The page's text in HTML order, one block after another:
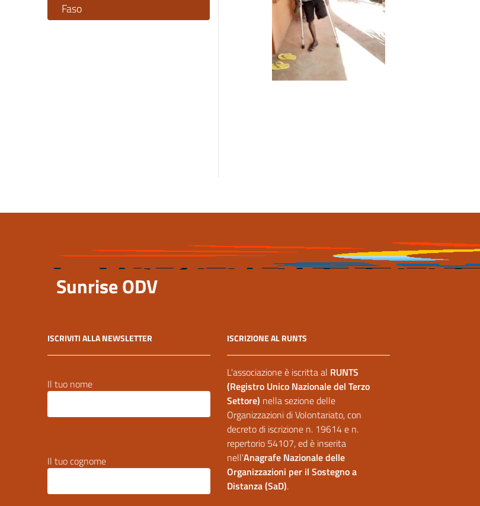
Faso
Sunrise ODV
ISCRIVITI ALLA NEWSLETTER
Il tuo nome
Il tuo cognome
ISCRIZIONE AL RUNTS
L'associazione è iscritta al RUNTS
(Registro Unico Nazionale del Terzo
Settore) nella sezione delle
Organizzazioni di Volontariato, con
decreto di iscrizione n. 19614 e n.
repertorio 54107, ed è inserita
nell'Anagrafe Nazionale delle
Organizzazioni per il Sostegno a
Distanza (SaD).